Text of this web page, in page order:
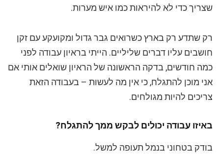
שצריך כדי לא להיראות כמו איש מערות.
רק שתדע רק בארץ כשרואים גבר גדול ומקועקע עם זקן
חושבים עליו דברים שליליים. הייתי בראיון עבודה לפני
כמה חודשים, בדקה הראשונה של הראיון שואלים אותי אם
אני מוכן להתגלח, כי אין מה לעשות – בעבודה הזאת
צריכים להיות מגולחים.
באיזו עבודה יכולים לבקש ממך להתגלח?
בודק בטחוני בנמל תעופה למשל.